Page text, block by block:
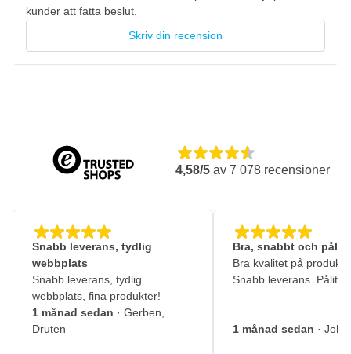
kunder att fatta beslut.
Skriv din recension
4,58/5 av 7 078 recensioner
Snabb leverans, tydlig
webbplats
Snabb leverans, tydlig
webbplats, fina produkter!
1 månad sedan · Gerben,
Druten
Bra, snabbt och
Bra kvalitet på
Snabb leverans.
1 månad sedan ·